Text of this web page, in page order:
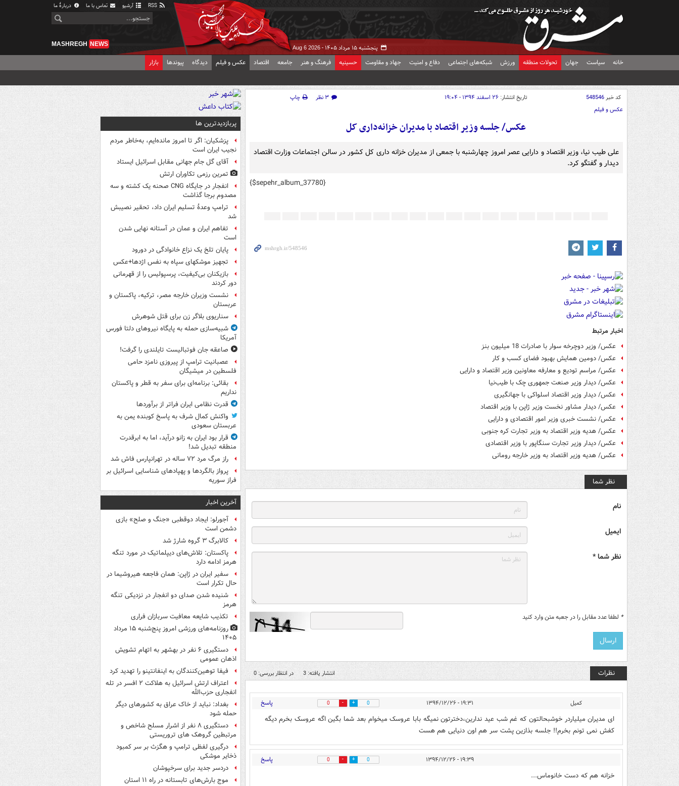
آرشیو تماس با ما دربارهٔ ما
پنجشنبه ۱۵ مرداد ۱۴۰۵ - Aug 6 2026
MASHREGH NEWS
خانه سیاست جهان تحولات منطقه ورزش شبکه‌های اجتماعی دفاع و امنیت جهاد و مقاومت حسینیه فرهنگ و هنر جامعه اقتصاد عکس و فیلم دیدگاه پیوندها بازار
کد خبر548546 تاریخ انتشار: ۲۶ اسفند ۱۳۹۴ - ۱۹:۰۴ ۳ نظر
چاپ
عکس و فیلم
عکس/ جلسه وزیر اقتصاد با مدیران خزانه‌داری کل
علی طیب نیا، وزیر اقتصاد و دارایی عصر امروز چهارشنبه با جمعی از مدیران خزانه داری کل کشور در سالن اجتماعات وزارت اقتصاد
دیدار و گفتگو کرد.
{$sepehr_album_37780}
اخبار مرتبط
عکس/ وزیر دوچرخه سوار با صادرات 18 میلیون بنز
عکس/ دومین همایش بهبود فضای کسب و کار
عکس/ مراسم تودیع و معارفه معاونین وزیر اقتصاد و دارایی
عکس/ دیدار وزیر صنعت جمهوری چک با طیب‌نیا
عکس/ دیدار وزیر اقتصاد اسلواکی با جهانگیری
عکس/ دیدار مشاور نخست وزیر ژاپن با وزیر اقتصاد
عکس/ نشست خبری وزیر امور اقتصادی و دارایی
عکس/ هدیه وزیر اقتصاد به وزیر تجارت کره جنوبی
عکس/ دیدار وزیر تجارت سنگاپور با وزیر اقتصادی
عکس/ هدیه وزیر اقتصاد به وزیر خارجه رومانی
نظر شما
نام
ایمیل
نظر شما *
* لطفا عدد مقابل را در جعبه متن وارد کنید
نظرات انتشار یافته: 3 در انتظار بررسی: 0
کمیل ۱۹:۳۱ - ۱۳۹۴/۱۲/۲۶ 0
0 پاسخ
ای مدیران میلیاردر خوشبحالتون که غم شب عید ندارین،دخترتون نمیگه بابا عروسک میخوام بعد شما بگین اگه عروسک بخرم دیگه
کفش نمی تونم بخرم!! جلسه بذازین پشت سر هم اون دنیایی هم هست
۱۹:۳۹ - ۱۳۹۴/۱۲/۲۶ 0
0 پاسخ
خزانه هم که دست خانوماس...
پربازدیدترین ها
پزشکیان: اگر تا امروز مانده‌ایم، به‌خاطر مردم
نجیب ایران است
آقای گل جام جهانی مقابل اسرائیل ایستاد
تمرین رزمی تکاوران ارتش
انفجار در جایگاه CNG صحنه یک کشته و سه
مصدوم برجا گذاشت
ترامپ وعدۀ تسلیم ایران داد، تحقیر نصیبش
شد
تفاهم ایران و عمان در آستانه نهایی شدن
است
پایان تلخ یک نزاع خانوادگی در دورود
تجهیز موشکهای سپاه به نفس اژدها+عکس
بازیکنان بی‌کیفیت، پرسپولیس را از قهرمانی
دور کردند
نشست وزیران خارجه مصر، ترکیه، پاکستان و
عربستان
سناریوی بلاگر زن برای قتل شوهرش
شبیه‌سازی حمله به پایگاه نیروهای دلتا فورس
آمریکا
صاعقه جان فوتبالیست تایلندی را گرفت!
عصبانیت ترامپ از پیروزی نامزد حامی
فلسطین در میشیگان
بقائی: برنامه‌ای برای سفر به قطر و پاکستان
نداریم
قدرت نظامی ایران فراتر از برآوردها
واکنش کمال شرف به پاسخ کوبنده یمن به
عربستان سعودی
قرار بود ایران به زانو درآید، اما به ابرقدرت
منطقه تبدیل شد!
راز مرگ مرد ۷۲ ساله در تهرانپارس فاش شد
پرواز بالگردها و پهپادهای شناسایی اسرائیل بر
فراز سوریه
آخرین اخبار
آجورلو: ایجاد دوقطبی «جنگ و صلح‌» بازی
دشمن است
کالابرگ ۳ گروه شارژ شد
پاکستان: تلاش‌های دیپلماتیک در مورد تنگه
هرمز ادامه دارد
سفیر ایران در ژاپن: همان فاجعه هیروشیما در
حال تکرار است
شنیده شدن صدای دو انفجار در نزدیکی تنگه
هرمز
تکذیب شایعه معافیت سربازان فراری
روزنامه‌های ورزشی امروز پنج‌شنبه ۱۵ مرداد
۱۴۰۵
دستگیری ۶ نفر در بهشهر به اتهام تشویش
اذهان عمومی
فیفا توهین‌کنندگان به اینفانتینو را تهدید کرد
اعتراف ارتش اسرائیل به هلاکت ۲ افسر در تله
انفجاری حزب‌الله
بغداد: نباید از خاک عراق به کشورهای دیگر
حمله شود
دستگیری ۸ نفر از اشرار مسلح شاخص و
مرتبطین گروهک های تروریستی
درگیری لفظی ترامپ و هگزث بر سر کمبود
ذخایر موشکی
دردسر جدید برای سرخپوشان
موج بارش‌های تابستانه در راه ۱۱ استان